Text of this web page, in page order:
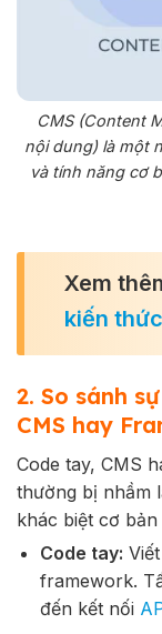
CMS (Content
nội dung) là một
và tính năng cơ
Xem
kiến
2. So sánh
CMS hay
Code tay, CMS
thường bị nhầm
khác biệt cơ
Code tay:
framework.
đến kết nối